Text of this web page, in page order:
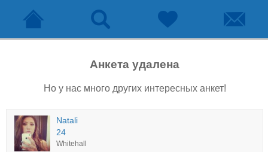
Анкета удалена
Но у нас много других интересных анкет!
Natali
24
Whitehall